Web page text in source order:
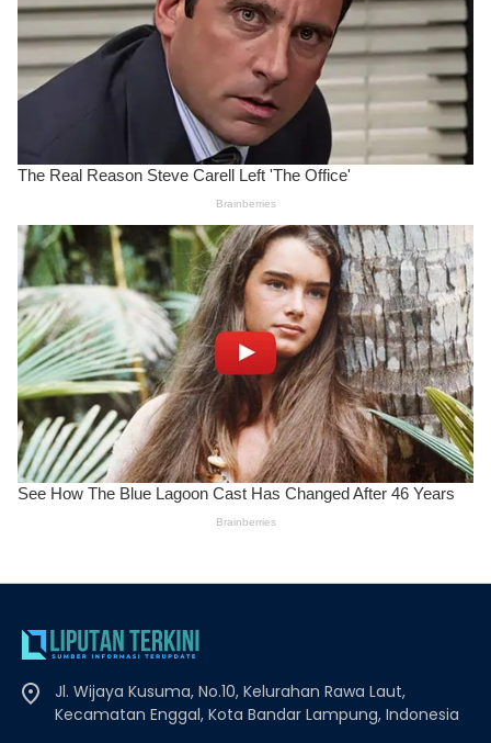
Jl. Wijaya Kusuma, No.10, Kelurahan Rawa Laut,
Kecamatan Enggal, Kota Bandar Lampung, Indonesia